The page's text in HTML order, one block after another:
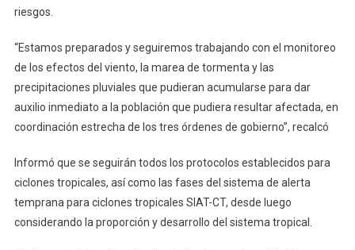
riesgos.
“Estamos preparados y seguiremos trabajando con el monitoreo
de los efectos del viento, la marea de tormenta y las
precipitaciones pluviales que pudieran acumularse para dar
auxilio inmediato a la población que pudiera resultar afectada, en
coordinación estrecha de los tres órdenes de gobierno”, recalcó
Informó que se seguirán todos los protocolos establecidos para
ciclones tropicales, así como las fases del sistema de alerta
temprana para ciclones tropicales SIAT-CT, desde luego
considerando la proporción y desarrollo del sistema tropical.